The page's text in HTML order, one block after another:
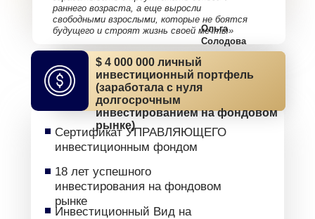
Ольга
Солодова
$ 4 000 000 личный
инвестиционный портфель
(заработала с нуля
долгосрочным
инвестированием
на фондовом рынке)
Сертификат УПРАВЛЯЮЩЕГО
инвестиционным фондом
18 лет успешного
инвестирования на фондовом
рынке
Инвестиционный Вид на
раннего возраста, а еще выросли
свободными взрослыми, которые не боятся
будущего и строят жизнь своей мечты»
$ 4 000 000 личный
инвестиционный портфель
(заработала с нуля
долгосрочным
инвестированием на фондовом
рынке)